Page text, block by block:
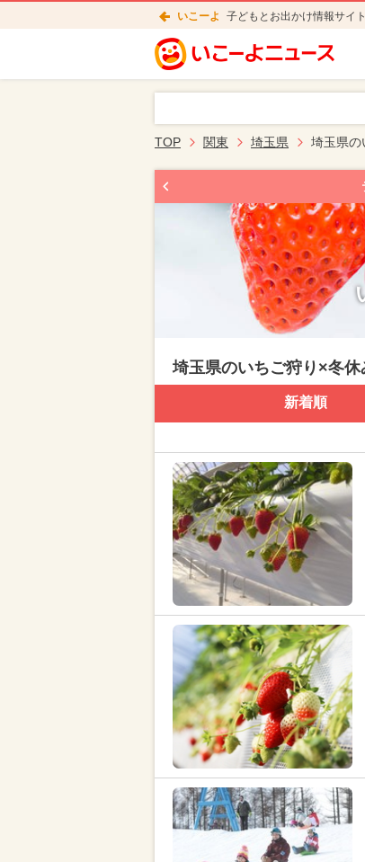
いこーよ 子どもとお出かけ情報サイ
TOP 関東 埼玉県 埼玉県の
埼玉県のいちご狩り×冬休
新着順